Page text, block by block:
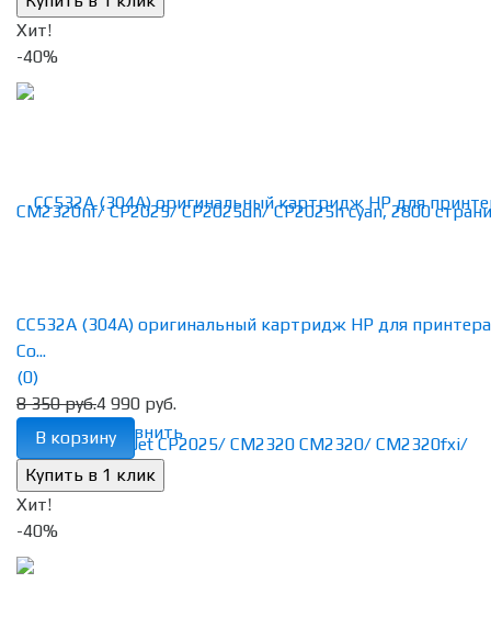
Хит!
-40%
избранное сравнить
CC532A (304A) оригинальный картридж HP для
Co...
(0)
8 350 руб.4 990 руб.
В корзину
Хит!
-40%